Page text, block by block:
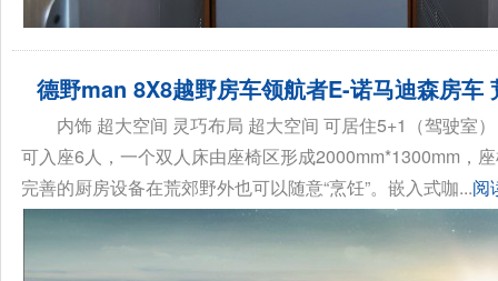
德野man 8X8越野房车领航者E-诺马迪森房车
内饰 超大空间 灵巧布局 超大空间 可居住5+1（驾驶室
可入座6人，一个双人床由座椅区形成2000mm*1300mm，
完善的厨房设备在荒郊野外也可以随意“烹饪”。嵌入式咖...阅